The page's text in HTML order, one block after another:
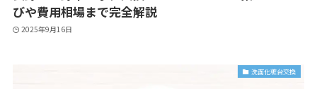
びや費用相場まで完全解説
2025年9月16日
洗面化粧台交換